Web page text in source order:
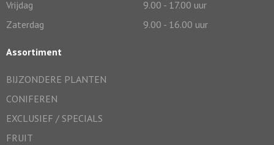
Vrijdag
9.00 - 17.00 uur
Zaterdag
9.00 - 16.00 uur
Assortiment
BIJZONDERE PLANTEN
CONIFEREN
EXCLUSIEF / SPECIALS
FRUIT